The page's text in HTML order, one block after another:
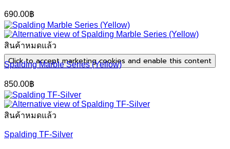
Click to accept marketing cookies and enable this content
690.00฿
สินค้าหมดแล้ว
Spalding Marble Series (Yellow)
850.00฿
สินค้าหมดแล้ว
Spalding TF-Silver